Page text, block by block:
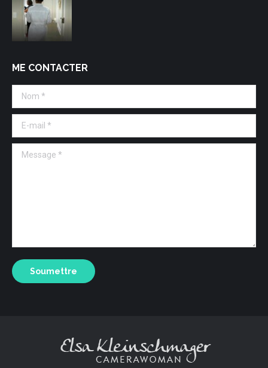
ME CONTACTER
Nom *
E-mail *
Message *
Soumettre